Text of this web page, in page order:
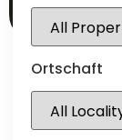
Ortschaft